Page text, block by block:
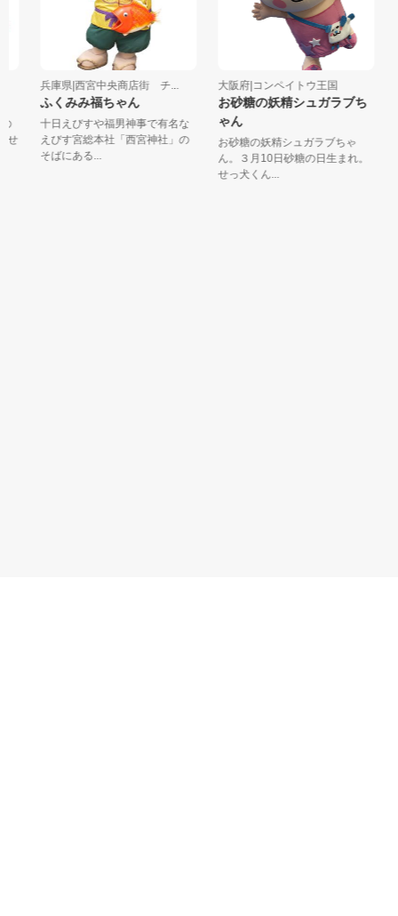
兵庫県|西宮中央商店街 チ...
ふくみみ福ちゃん
十日えびすや福男神事で有名な
えびす宮総本社「西宮神社」の
そばにある...
大阪府|コンペイトウ王国
お砂糖の妖精シュガラブち
ゃん
お砂糖の妖精シュガラブちゃ
ん。３月10日砂糖の日生まれ。
せっ犬くん...